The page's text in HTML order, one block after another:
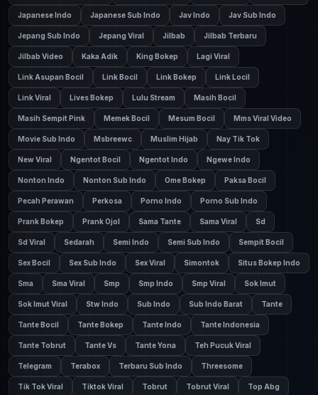
Japanese Indo Japanese Sub Indo Jav Indo Jav Sub Indo
Jepang Sub Indo Jepang Viral Jilbab Jilbab Terbaru
Jilbab Video Kaka Adik King Bokep Lagi Viral
Link Asupan Bocil Link Bocil Link Bokep Link Locil
Link Viral Lives Bokep Lulu Stream Masih Bocil
Masih Sempit Pink Memek Bocil Mesum Bocil Mms Viral Video
Movie Sub Indo Msbreewc Muslim Hijab Nay Tik Tok
New Viral Ngentot Bocil Ngentot Indo Ngewe Indo
Nonton Indo Nonton Sub Indo Ome Bokep Paksa Bocil
Pecah Perawan Perkosa Porno Indo Porno Sub Indo
Prank Bokep Prank Ojol Sama Tante Sama Viral Sd
Sd Viral Sedarah Semi Indo Semi Sub Indo Sempit Bocil
Sex Bocil Sex Sub Indo Sex Viral Simontok Situs Bokep Indo
Sma Sma Viral Smp Smp Indo Smp Viral Sok Imut
Sok Imut Viral Stw Indo Sub Indo Sub Indo Barat Tante
Tante Bocil Tante Bokep Tante Indo Tante Indonesia
Tante Tobrut Tante Vs Tante Yona Teh Pucuk Viral
Telegram Terabox Terbaru Sub Indo Threesome
Tik Tok Viral Tiktok Viral Tobrut Tobrut Viral Top Abg